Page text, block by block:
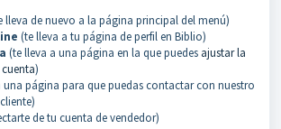
lleva de nuevo a la página principal del menú)
(te lleva a tu página de perfil en Biblio)
(te lleva a una página en la que puedes ajustar la
)
una página para que puedas contactar con nuestro
de tu cuenta de vendedor)